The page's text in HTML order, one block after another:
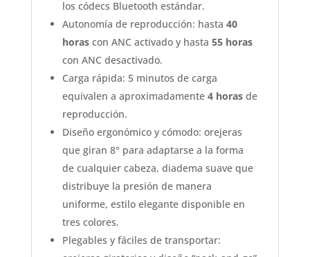
los códecs Bluetooth estándar.
Autonomía de reproducción: hasta 40
horascon ANC activado y hasta 55 horas
con ANC desactivado.
Carga rápida: 5 minutos de carga
equivalen a aproximadamente 4 horasde
reproducción.
Diseño ergonómico y cómodo: orejeras
que giran 8° para adaptarse a la forma
de cualquier cabeza, diadema suave que
distribuye la presión de manera
uniforme, estilo elegante disponible en
tres colores.
Plegables y fáciles de transportar: